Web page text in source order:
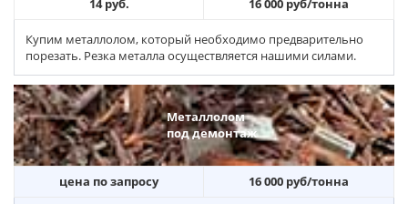
14 руб. 16 000 руб/тонна
Купим металлолом, который необходимо предварительно
порезать. Резка металла осуществляется нашими силами.
Металлолом
под демонтаж
цена по запросу 16 000 руб/тонна